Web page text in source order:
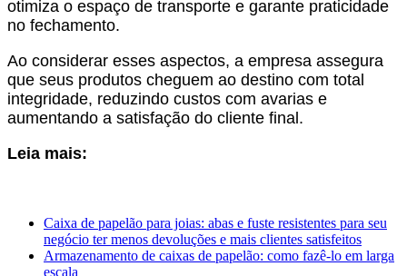
otimiza o espaço de transporte e garante praticidade
no fechamento.
Ao considerar esses aspectos, a empresa assegura
que seus produtos cheguem ao destino com total
integridade, reduzindo custos com avarias e
aumentando a satisfação do cliente final.
Leia mais:
Caixa de papelão para joias: abas e fuste resistentes para seu
negócio ter menos devoluções e mais clientes satisfeitos
Armazenamento de caixas de papelão: como fazê-lo em larga
escala